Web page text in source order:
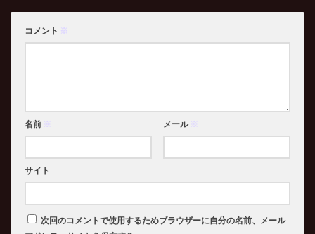
コメント ※
名前 ※ メール ※
サイト
次回のコメントで使用するためブラウザーに自分の名前、メール